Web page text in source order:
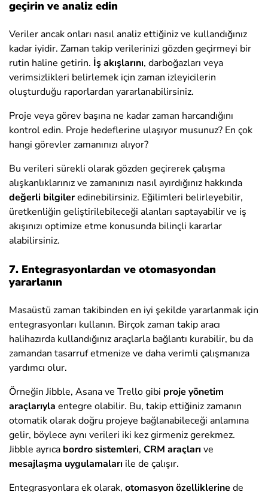
geçirin ve analiz edin
Veriler ancak onları nasıl analiz ettiğiniz ve kullandığınız
kadar iyidir. Zaman takip verilerinizi gözden geçirmeyi bir
rutin haline getirin. İş akışlarını, darboğazları veya
verimsizlikleri belirlemek için zaman izleyicilerin
oluşturduğu raporlardan yararlanabilirsiniz.
Proje veya görev başına ne kadar zaman harcandığını
kontrol edin. Proje hedeflerine ulaşıyor musunuz? En çok
hangi görevler zamanınızı alıyor?
Bu verileri sürekli olarak gözden geçirerek çalışma
alışkanlıklarınız ve zamanınızı nasıl ayırdığınız hakkında
değerli bilgileredinebilirsiniz. Eğilimleri belirleyebilir,
üretkenliğin geliştirilebileceği alanları saptayabilir ve iş
akışınızı optimize etme konusunda bilinçli kararlar
alabilirsiniz.
7. Entegrasyonlardan ve otomasyondan
yararlanın
Masaüstü zaman takibinden en iyi şekilde yararlanmak için
entegrasyonları kullanın. Birçok zaman takip aracı
halihazırda kullandığınız araçlarla bağlantı kurabilir, bu da
zamandan tasarruf etmenize ve daha verimli çalışmanıza
yardımcı olur.
Örneğin Jibble, Asana ve Trello gibi proje yönetim
araçlarıyla entegre olabilir. Bu, takip ettiğiniz zamanın
otomatik olarak doğru projeye bağlanabileceği anlamına
gelir, böylece aynı verileri iki kez girmeniz gerekmez.
Jibble ayrıca bordro sistemleri, CRM araçları ve
mesajlaşma uygulamaları ile de çalışır.
Entegrasyonlara ek olarak, otomasyon özelliklerine de